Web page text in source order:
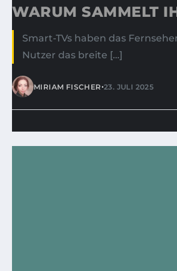
WARUM SAMMELT
Smart-TVs haben das
Nutzer das breite […]
MIRIAM FISCHER•23. JULI 2025